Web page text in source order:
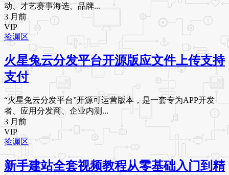
动、才艺赛事海选、品牌...
3 月前
VIP
捡漏区
火星兔云分发平台开源版应文件上传支持
支付
“火星兔云分发平台”开源可运营版本，是一套专为APP开发
者、应用分发商、企业内测...
3 月前
VIP
捡漏区
新手建站全套视频教程从零基础入门到精